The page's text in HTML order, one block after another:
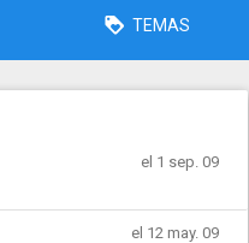
TEMAS
el 1 sep. 09
el 12 may. 09